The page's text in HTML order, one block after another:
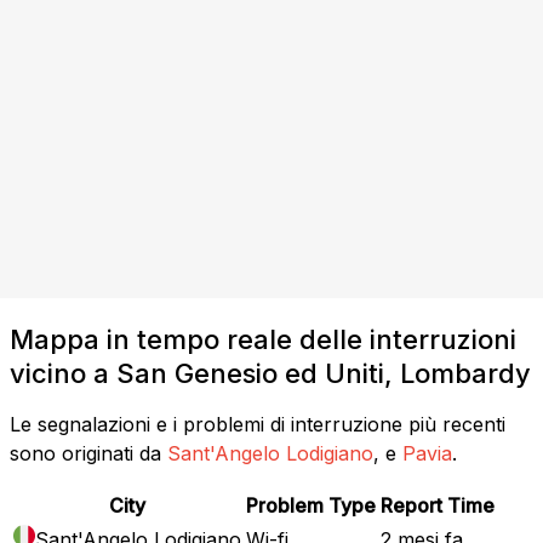
Mappa in tempo reale delle interruzioni
vicino a San Genesio ed Uniti, Lombardy
Le segnalazioni e i problemi di interruzione più recenti
sono originati da Sant'Angelo Lodigiano, e Pavia.
City Problem Type Report Time